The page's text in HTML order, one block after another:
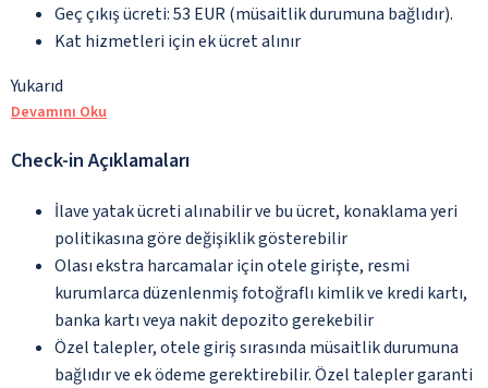
Geç çıkış ücreti: 53 EUR (müsaitlik durumuna bağlıdır).
Kat hizmetleri için ek ücret alınır
Yukarıd
Devamını Oku
Check-in Açıklamaları
İlave yatak ücreti alınabilir ve bu ücret, konaklama yeri
politikasına göre değişiklik gösterebilir
Olası ekstra harcamalar için otele girişte, resmi
kurumlarca düzenlenmiş fotoğraflı kimlik ve kredi kartı,
banka kartı veya nakit depozito gerekebilir
Özel talepler, otele giriş sırasında müsaitlik durumuna
bağlıdır ve ek ödeme gerektirebilir. Özel talepler garanti